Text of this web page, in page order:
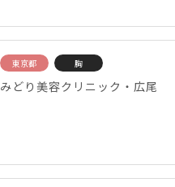
東京都 胸
みどり美容クリニック・広尾